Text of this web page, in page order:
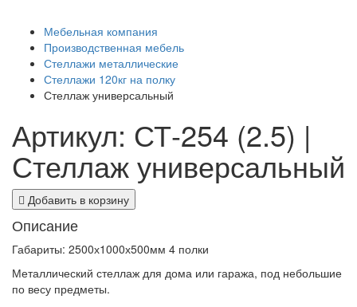
Мебельная компания
Производственная мебель
Стеллажи металлические
Стеллажи 120кг на полку
Стеллаж универсальный
Артикул: СТ-254 (2.5) |
Стеллаж универсальный
Добавить в корзину
Описание
Габариты: 2500х1000х500мм 4 полки
Металлический стеллаж для дома или гаража, под небольшие
по весу предметы.